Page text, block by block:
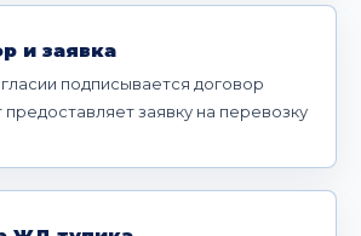
и заявка
подписывается договор
предоставляет заявку на перевозку